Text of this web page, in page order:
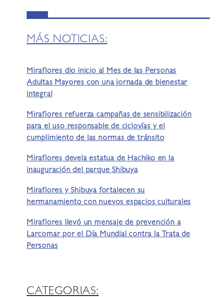
MÁS NOTICIAS:
Miraflores dio inicio al Mes de las Personas
Adultas Mayores con una jornada de bienestar
integral
Miraflores refuerza campañas de sensibilización
para el uso responsable de ciclovías y el
cumplimiento de las normas de tránsito
Miraflores devela estatua de Hachiko en la
inauguración del parque Shibuya
Miraflores y Shibuya fortalecen su
hermanamiento con nuevos espacios culturales
Miraflores llevó un mensaje de prevención a
Larcomar por el Día Mundial contra la Trata de
Personas
CATEGORIAS: